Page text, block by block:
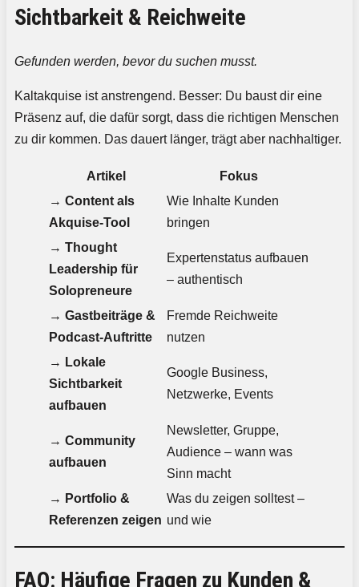
Sichtbarkeit & Reichweite
Gefunden werden, bevor du suchen musst.
Kaltakquise ist anstrengend. Besser: Du baust dir eine
Präsenz auf, die dafür sorgt, dass die richtigen Menschen
zu dir kommen. Das dauert länger, trägt aber nachhaltiger.
Artikel
Fokus
→ Content als
Akquise-Tool
Wie Inhalte Kunden
bringen
→ Thought
Leadership für
Solopreneure
Expertenstatus aufbauen
– authentisch
→ Gastbeiträge &
Podcast-Auftritte
Fremde Reichweite
nutzen
→ Lokale
Sichtbarkeit
aufbauen
Google Business,
Netzwerke, Events
→ Community
aufbauen
Newsletter, Gruppe,
Audience – wann was
Sinn macht
→ Portfolio &
Referenzen zeigen
Was du zeigen solltest –
und wie
FAQ: Häufige Fragen zu Kunden &